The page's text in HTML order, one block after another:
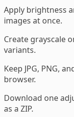
Apply brightness
images at once.
Create grayscale
variants.
Keep JPG, PNG,
browser.
Download one
as a ZIP.